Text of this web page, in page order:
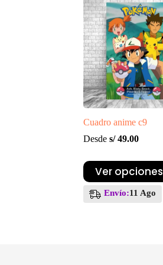
pueden
elegir
en
la
página
de
producto
Cuadro anime c9
Desde s/49.00
Ver opciones
Este
producto
múltiplesEnvío:11 Ago